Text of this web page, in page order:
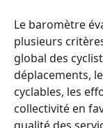
Le baromètre
plusieurs
global des
déplacements,
cyclables, les
collectivité en